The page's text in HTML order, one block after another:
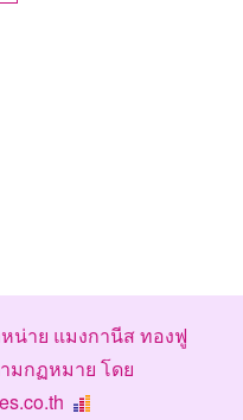
น่าย แมงกานีส ทองฟู
มกฏหมาย โดย